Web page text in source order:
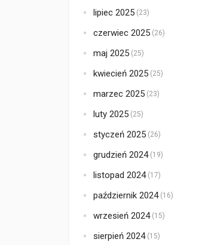
lipiec 2025 (23)
czerwiec 2025 (26)
maj 2025 (25)
kwiecień 2025 (25)
marzec 2025 (23)
luty 2025 (25)
styczeń 2025 (26)
grudzień 2024(19)
listopad 2024(17)
październik 2024(16)
wrzesień 2024(15)
sierpień 2024(15)